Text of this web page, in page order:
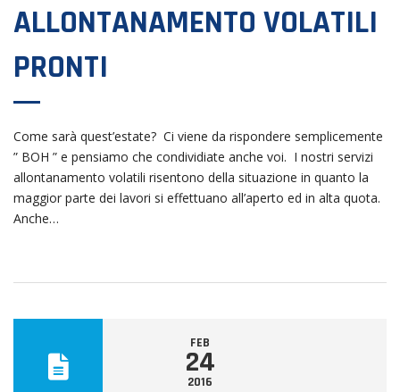
ALLONTANAMENTO VOLATILI
PRONTI
Come sarà quest’estate? Ci viene da rispondere semplicemente
” BOH ” e pensiamo che condividiate anche voi. I nostri servizi
allontanamento volatili risentono della situazione in quanto la
maggior parte dei lavori si effettuano all’aperto ed in alta quota.
Anche…
FEB
24
2016